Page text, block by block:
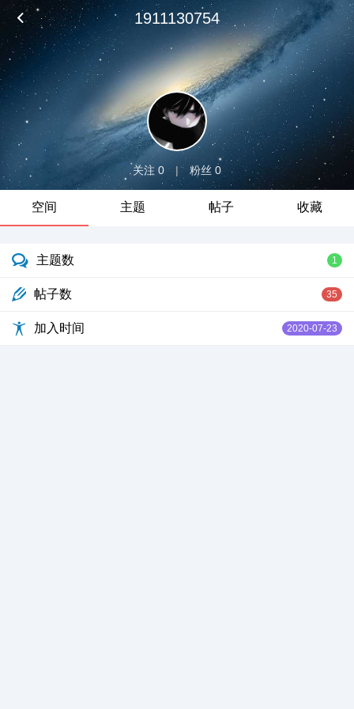
1911130754
关注 0 | 粉丝 0
空间 主题 帖子 收藏
主题数 1
帖子数 35
加入时间 2020-07-23